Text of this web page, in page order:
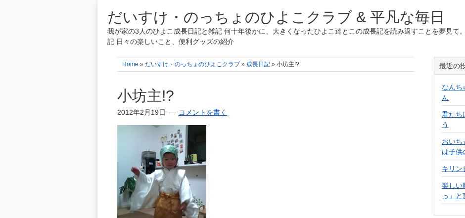
だいすけ・のっちょのひよこクラブ & 平凡な毎日
我が家の3人のひよこ成長日記と雑記 何十年後かに、大きくなったひよこ達とこの成長記を読み返すことを夢見て
記 日々の楽しいこと、便利グッズの紹介
Home » だいすけ・のっちょのひよこクラブ » 成長日記 » 小坊主!?
小坊主!?
2012年2月19日 コメントを書く
最近の
なんち
ん
君たち
う
おい
は子供
キリン
楽しい
っ」と